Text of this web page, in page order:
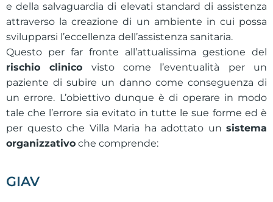
e della salvaguardia di elevati standard di assistenza
attraverso la creazione di un ambiente in cui possa
svilupparsi l’eccellenza dell’assistenza sanitaria.
Questo per far fronte all’attualissima gestione del
rischio clinico visto come l’eventualità per un
paziente di subire un danno come conseguenza di
un errore. L’obiettivo dunque è di operare in modo
tale che l’errore sia evitato in tutte le sue forme ed è
per questo che Villa Maria ha adottato un sistema
organizzativo che comprende:
GIAV